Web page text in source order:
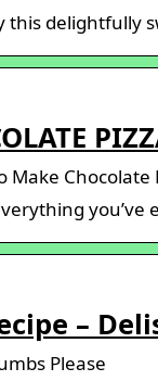
this delightfully
Make Chocolate
–
Please